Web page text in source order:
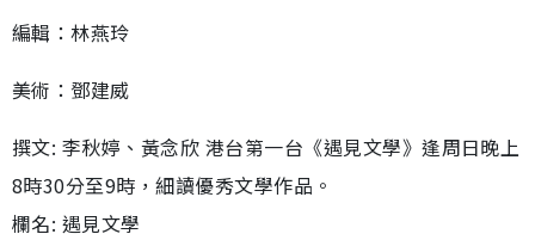
編輯：林燕玲
美術：鄧建威
撰文: 李秋婷、黃念欣 港台第一台《遇見文學》逢周日晚上
8時30分至9時，細讀優秀文學作品。
欄名: 遇見文學